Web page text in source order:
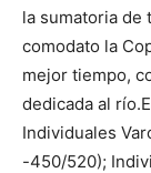
la sumatoria de
comodato la
mejor tiempo,
dedicada al
Individuales
-450/520);